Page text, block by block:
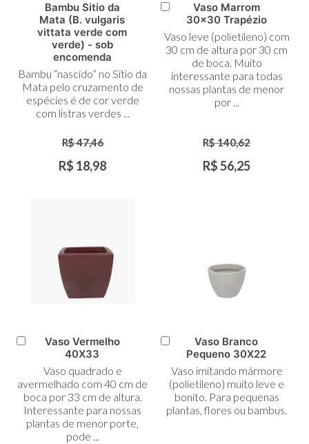
Bambu Sitio da
Mata (B. vulgaris
vittata verde com
verde) - sob
encomenda
Bambu “nascido” no Sitio da
Mata pelo cruzamento de
espécies é de cor verde
com listras verdes ...
R$ 47,46
R$ 18,98
Adicionar
Carrinho
Vaso Marrom
30x30 Trapézio
Vaso leve (polietileno) com
30 cm de altura por 30 cm
de boca. Muito
interessante para todas
nossas plantas de menor
por ...
R$ 140,62
R$ 56,25
Carrinho
Vaso Vermelho
40X33
Vaso quadrado e
avermelhado com 40 cm de
boca por 33 cm de altura.
Interessante para nossas
plantas de menor porte,
pode ...
Adicionar
Carrinho
Vaso Branco
Pequeno 30X22
Vaso imitando mármore
(polietileno) muito leve e
bonito. Para pequenas
plantas, flores ou bambus.